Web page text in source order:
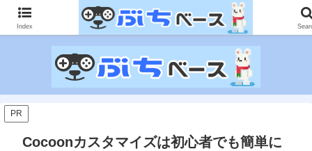
ゲームに課金して得た情報をゲーム記事に仕上げて、収益以上の課金をする無
限機関サイトです。
PR
Cocoonカスタマイズは初心者でも簡単に
Index